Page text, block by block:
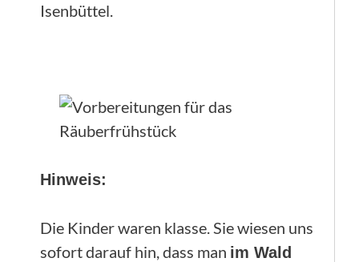
Isenbüttel.
Hinweis:
Die Kinder waren klasse. Sie wiesen uns
sofort darauf hin, dass man im Wald